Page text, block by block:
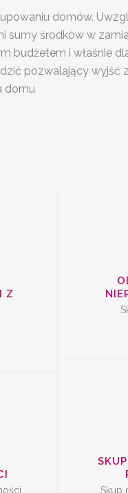
domów.
sumy środków w
budżetem i właśnie
pozwalający wyjść
domu
Z
Z
Skup